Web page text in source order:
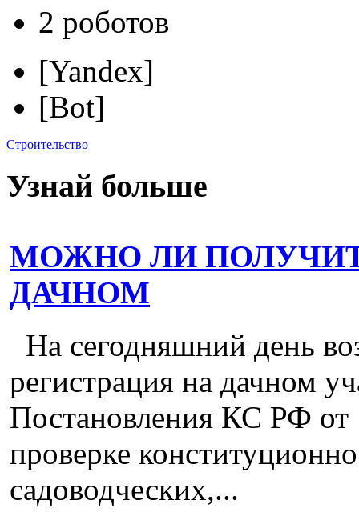
2 роботов
[Yandex]
[Bot]
Строительство
Узнай больше
МОЖНО ЛИ
ДАЧНОМ
На сегодняшний день
регистрация на дачном
Постановления КС РФ
проверке
садоводческих,...